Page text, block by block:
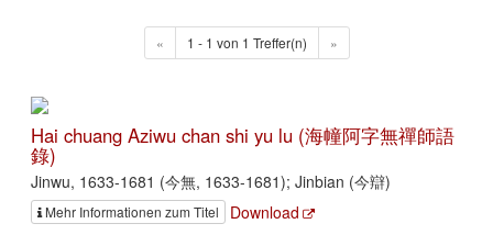
« 1 - 1 von 1 Treffer(n) »
Hai chuang Aziwu chan shi yu lu (海幢阿字無禪師語
錄)
Jinwu, 1633-1681 (今無, 1633-1681); Jinbian (今辯)
Mehr Informationen zum Titel Download